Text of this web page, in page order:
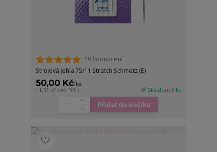
49 hodnocení
Strojová jehla 75/11 Stretch Schmetz (E)
50,00 Kč/ks
41,32 Kč bez DPH 🌈 Skladem 3 ks
Přidat do košíku